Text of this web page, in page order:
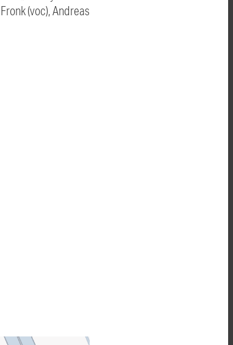
(voc), Andreas